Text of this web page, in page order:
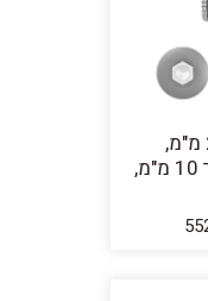
בורג קורטיקלי 2.4 מ"מ,
Stainless Steel , אורך 10 מ"מ,